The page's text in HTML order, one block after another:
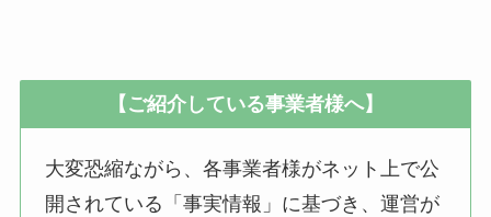
【ご紹介している事業者様へ】
大変恐縮ながら、各事業者様がネット上で公
開されている「事実情報」に基づき、運営が